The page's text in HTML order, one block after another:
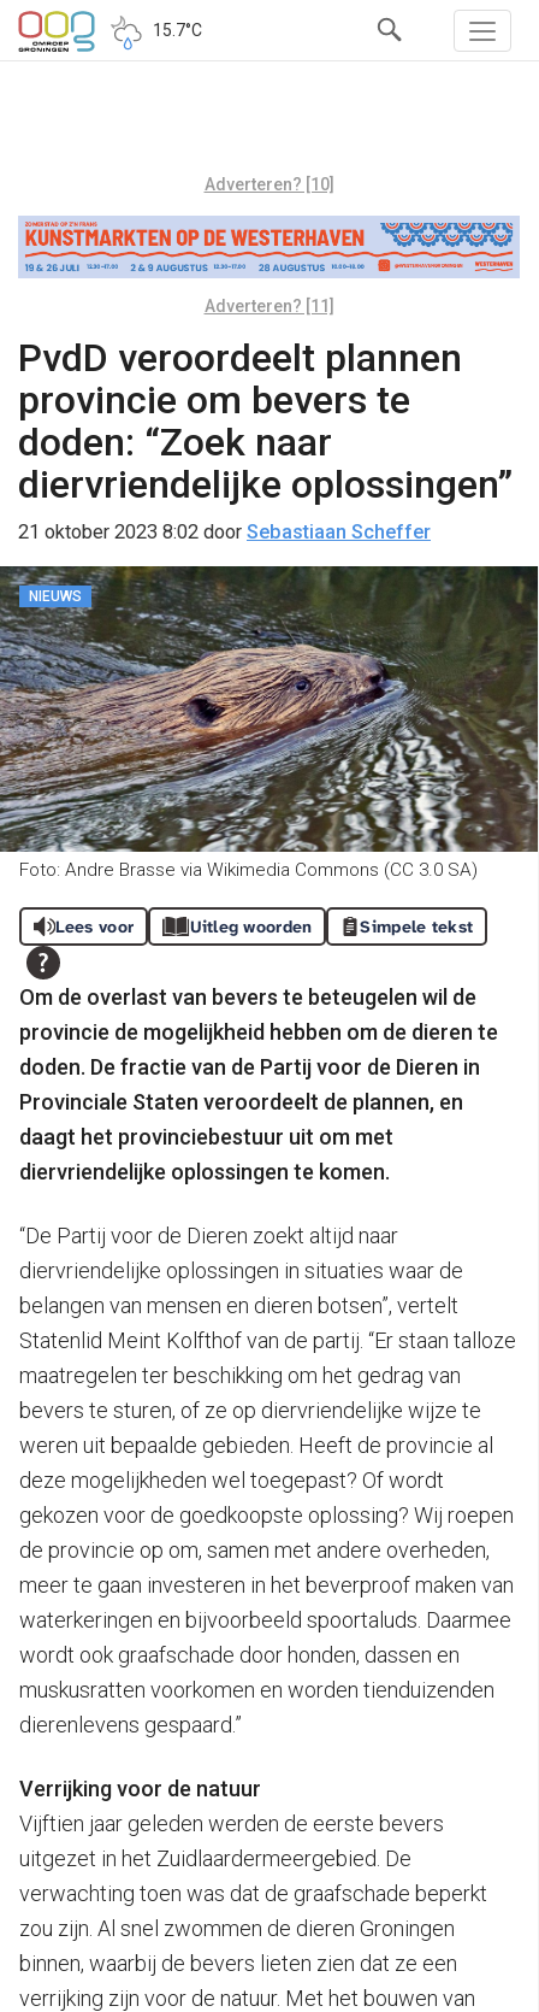
15.7°C
Adverteren? [10]
Adverteren? [11]
PvdD veroordeelt plannen
provincie om bevers te
doden: “Zoek naar
diervriendelijke oplossingen”
21 oktober 2023 8:02 door Sebastiaan Scheffer
NIEUWS
Foto: Andre Brasse via Wikimedia Commons (CC 3.0 SA)
Lees voor Uitleg woorden Simpele tekst
Om de overlast van bevers te beteugelen wil de
provincie de mogelijkheid hebben om de dieren te
doden. De fractie van de Partij voor de Dieren in
Provinciale Staten veroordeelt de plannen, en
daagt het provinciebestuur uit om met
diervriendelijke oplossingen te komen.
“De Partij voor de Dieren zoekt altijd naar
diervriendelijke oplossingen in situaties waar de
belangen van mensen en dieren botsen”, vertelt
Statenlid Meint Kolfthof van de partij. “Er staan talloze
maatregelen ter beschikking om het gedrag van
bevers te sturen, of ze op diervriendelijke wijze te
weren uit bepaalde gebieden. Heeft de provincie al
deze mogelijkheden wel toegepast? Of wordt
gekozen voor de goedkoopste oplossing? Wij roepen
de provincie op om, samen met andere overheden,
meer te gaan investeren in het beverproof maken van
waterkeringen en bijvoorbeeld spoortaluds. Daarmee
wordt ook graafschade door honden, dassen en
muskusratten voorkomen en worden tienduizenden
dierenlevens gespaard.”
Verrijking voor de natuur
Vijftien jaar geleden werden de eerste bevers
uitgezet in het Zuidlaardermeergebied. De
verwachting toen was dat de graafschade beperkt
zou zijn. Al snel zwommen de dieren Groningen
binnen, waarbij de bevers lieten zien dat ze een
verrijking zijn voor de natuur. Met het bouwen van